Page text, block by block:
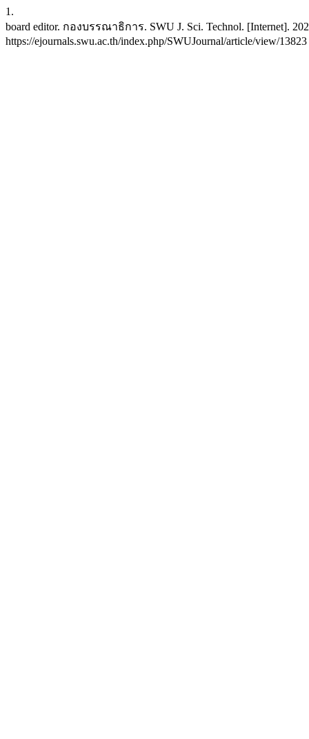
1.
board editor. กองบรรณาธิการ. SWU J. Sci. Technol. [Internet].
https://ejournals.swu.ac.th/index.php/SWUJournal/article/view/13823